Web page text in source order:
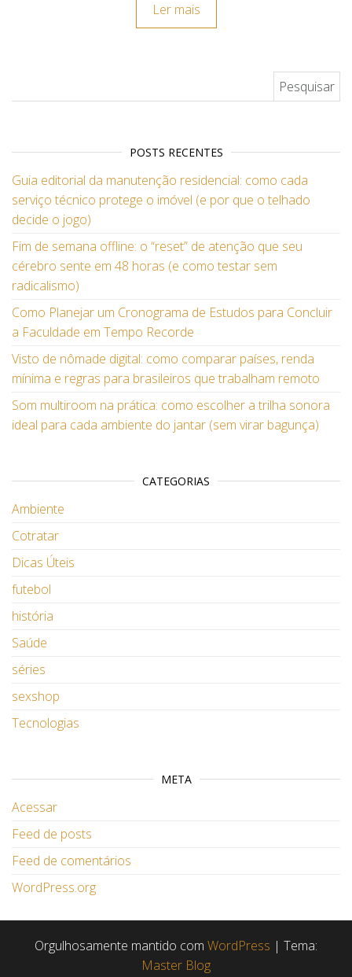
Ler mais
POSTS RECENTES
Guia editorial da manutenção residencial: como cada
serviço técnico protege o imóvel (e por que o telhado
decide o jogo)
Fim de semana offline: o “reset” de atenção que seu
cérebro sente em 48 horas (e como testar sem
radicalismo)
Como Planejar um Cronograma de Estudos para Concluir
a Faculdade em Tempo Recorde
Visto de nômade digital: como comparar países, renda
mínima e regras para brasileiros que trabalham remoto
Som multiroom na prática: como escolher a trilha sonora
ideal para cada ambiente do jantar (sem virar bagunça)
CATEGORIAS
Ambiente
Cotratar
Dicas Úteis
futebol
história
Saúde
séries
sexshop
Tecnologias
META
Acessar
Feed de posts
Feed de comentários
WordPress.org
Orgulhosamente mantido com WordPress | Tema:
Master Blog